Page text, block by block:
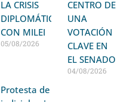
LA CRISIS
DIPLOMÁTICA
CON MILEI
05/08/2026
CENTRO DE
UNA
VOTACIÓN
CLAVE EN
EL SENADO
04/08/2026
Protesta de